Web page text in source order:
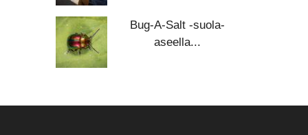
Bug-A-Salt -suola-
aseella...